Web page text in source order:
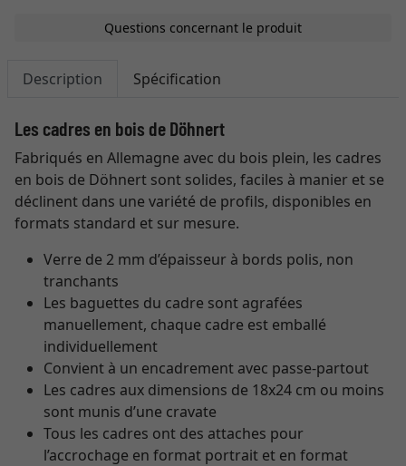
Questions concernant le produit
Description Spécification
Les cadres en bois de Döhnert
Fabriqués en Allemagne avec du bois plein, les cadres
en bois de Döhnert sont solides, faciles à manier et se
déclinent dans une variété de profils, disponibles en
formats standard et sur mesure.
Verre de 2 mm d’épaisseur à bords polis, non
tranchants
Les baguettes du cadre sont agrafées
manuellement, chaque cadre est emballé
individuellement
Convient à un encadrement avec passe-partout
Les cadres aux dimensions de 18x24 cm ou moins
sont munis d’une cravate
Tous les cadres ont des attaches pour
l’accrochage en format portrait et en format